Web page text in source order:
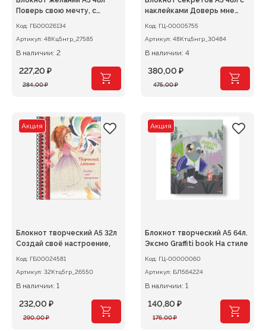
Поверь свою мечту, с
Код: ГБ00026134
Артикул: 48Кц5нгр_27585
В наличии: 2
284,00₽
Первоначальная
284,00 ₽.
227,20 ₽
Текущая
наклейками Доверь мне
Код: ГЦ-00005755
Артикул: 48Ктц5нгр_30484
В наличии: 4
475,00₽
Первоначальная
475,00 ₽.
380,00 ₽
Текущая
Акция
Блокнот творческий А5 32л
Создай своё настроение,
Код: ГБ00024581
Артикул: 32Ктц5гр_26550
В наличии: 1
290,00₽
Первоначальная
232,00 ₽
Текущая
Акция
Блокнот творческий А5 64л.
Эксмо Graffiti book На стиле
Код: ГЦ-00000060
Артикул: БЛ564224
В наличии: 1
176,00₽
Первоначальная
140,80 ₽
Текущая